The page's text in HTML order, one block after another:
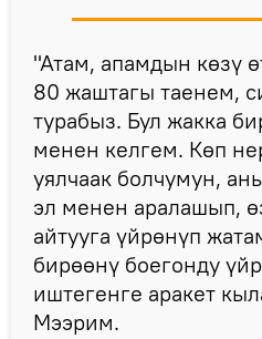
"Атам, апамдын көзү
80 жаштагы таенем,
турабыз. Бул жакка
менен келгем. Көп
уялчаак болчумун,
эл менен аралашып,
айтууга үйрөнүп
бирөөнү боегонду
иштегенге аракет
Мээрим.